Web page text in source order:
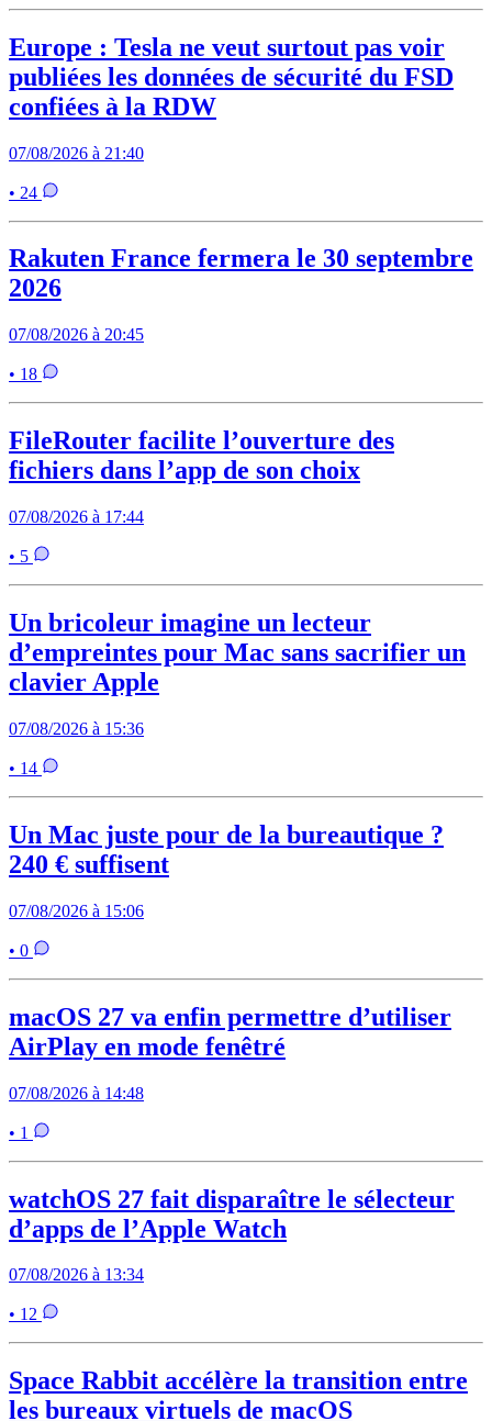
Europe : Tesla ne veut surtout pas voir
publiées les données de sécurité du FSD
confiées à la RDW
07/08/2026 à 21:40
• 24
Rakuten France fermera le 30 septembre
2026
07/08/2026 à 20:45
• 18
FileRouter facilite l’ouverture des
fichiers dans l’app de son choix
07/08/2026 à 17:44
• 5
Un bricoleur imagine un lecteur
d’empreintes pour Mac sans sacrifier un
clavier Apple
07/08/2026 à 15:36
• 14
Un Mac juste pour de la bureautique ?
240 € suffisent
07/08/2026 à 15:06
• 0
macOS 27 va enfin permettre d’utiliser
AirPlay en mode fenêtré
07/08/2026 à 14:48
• 1
watchOS 27 fait disparaître le sélecteur
d’apps de l’Apple Watch
07/08/2026 à 13:34
• 12
Space Rabbit accélère la transition entre
les bureaux virtuels de macOS